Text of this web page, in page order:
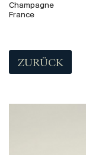
Champagne
France
ZURÜCK